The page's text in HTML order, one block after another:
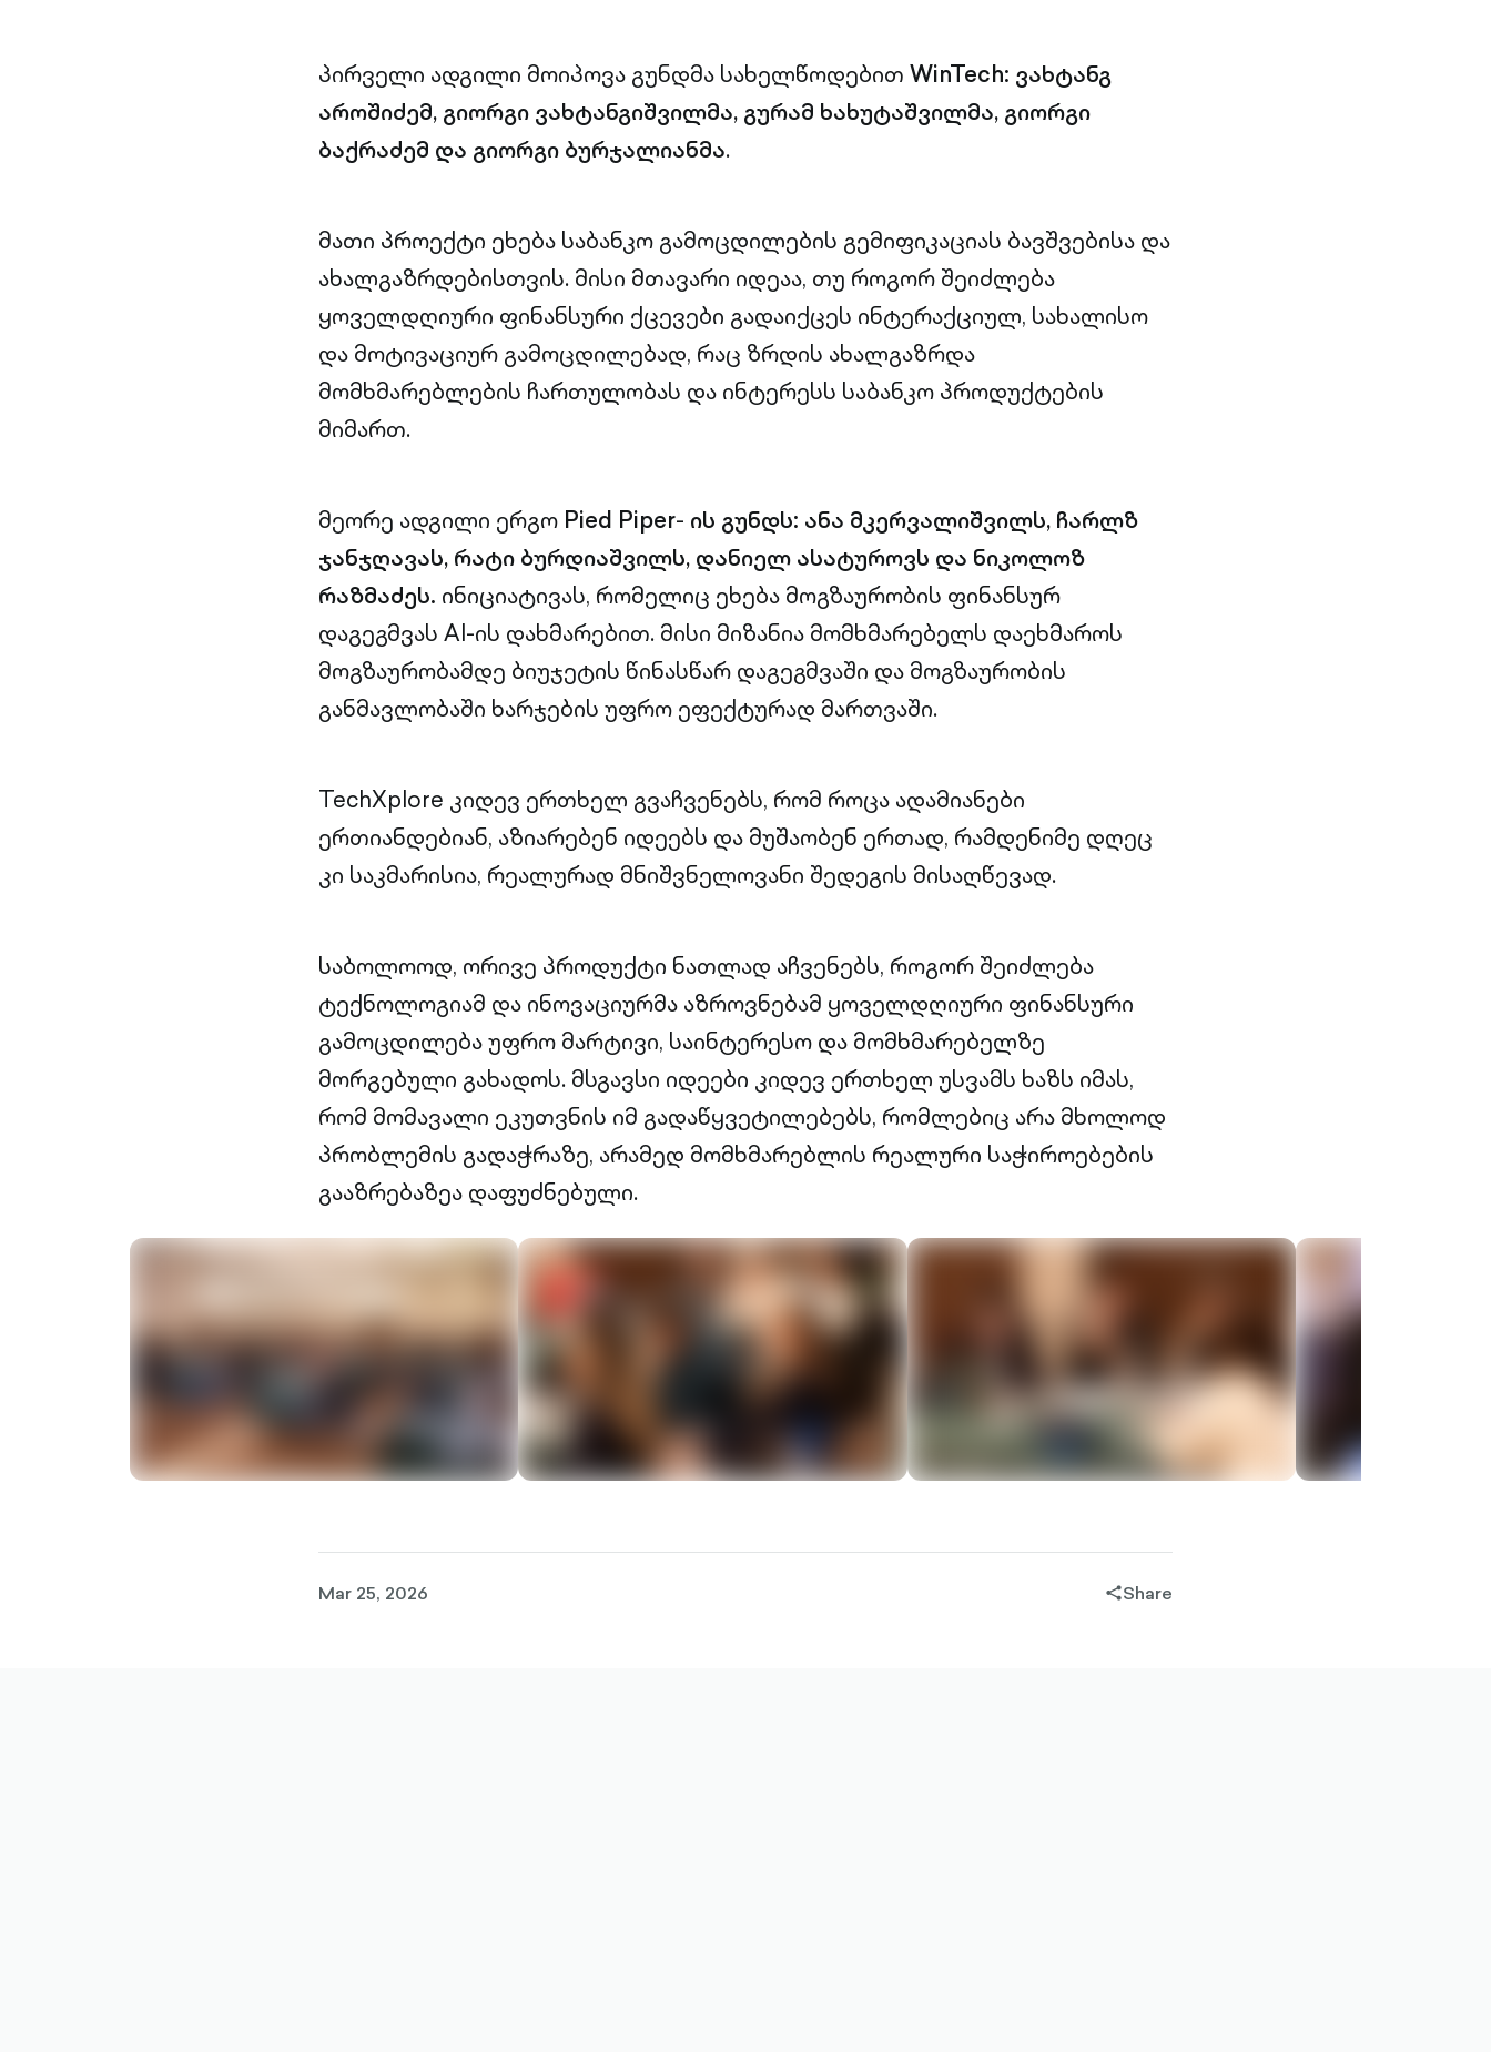
პირველი ადგილი მოიპოვა გუნდმა სახელწოდებით WinTech: ვახტანგ
აროშიძემ, გიორგი ვახტანგიშვილმა, გურამ ხახუტაშვილმა, გიორგი
ბაქრაძემ და გიორგი ბურჯალიანმა.
მათი პროექტი ეხება საბანკო გამოცდილების გემიფიკაციას ბავშვებისა და
ახალგაზრდებისთვის. მისი მთავარი იდეაა, თუ როგორ შეიძლება
ყოველდღიური ფინანსური ქცევები გადაიქცეს ინტერაქციულ, სახალისო
და მოტივაციურ გამოცდილებად, რაც ზრდის ახალგაზრდა
მომხმარებლების ჩართულობას და ინტერესს საბანკო პროდუქტების
მიმართ.
მეორე ადგილი ერგო Pied Piper- ის გუნდს: ანა მკერვალიშვილს, ჩარლზ
ჯანჯღავას, რატი ბურდიაშვილს, დანიელ ასატუროვს და ნიკოლოზ
რაზმაძეს. ინიციატივას, რომელიც ეხება მოგზაურობის ფინანსურ
დაგეგმვას AI-ის დახმარებით. მისი მიზანია მომხმარებელს დაეხმაროს
მოგზაურობამდე ბიუჯეტის წინასწარ დაგეგმვაში და მოგზაურობის
განმავლობაში ხარჯების უფრო ეფექტურად მართვაში.
TechXplore კიდევ ერთხელ გვაჩვენებს, რომ როცა ადამიანები
ერთიანდებიან, აზიარებენ იდეებს და მუშაობენ ერთად, რამდენიმე დღეც
კი საკმარისია, რეალურად მნიშვნელოვანი შედეგის მისაღწევად.
საბოლოოდ, ორივე პროდუქტი ნათლად აჩვენებს, როგორ შეიძლება
ტექნოლოგიამ და ინოვაციურმა აზროვნებამ ყოველდღიური ფინანსური
გამოცდილება უფრო მარტივი, საინტერესო და მომხმარებელზე
მორგებული გახადოს. მსგავსი იდეები კიდევ ერთხელ უსვამს ხაზს იმას,
რომ მომავალი ეკუთვნის იმ გადაწყვეტილებებს, რომლებიც არა მხოლოდ
პრობლემის გადაჭრაზე, არამედ მომხმარებლის რეალური საჭიროებების
გააზრებაზეა დაფუძნებული.
Mar 25, 2026
share-
Share